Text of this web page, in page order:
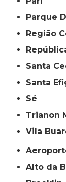
Parque
Região
Santa
Santa
Sé
Trianon
Vila
Alto da